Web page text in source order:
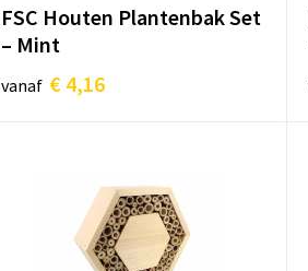
FSC Houten Plantenbak Set
– Mint
vanaf € 4,16